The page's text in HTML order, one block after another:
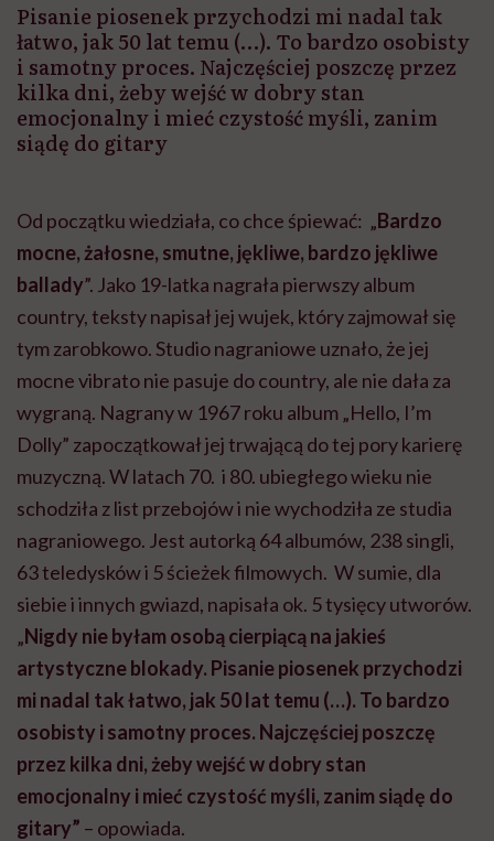
Pisanie piosenek przychodzi mi nadal tak
łatwo, jak 50 lat temu (…). To bardzo osobisty
i samotny proces. Najczęściej poszczę przez
kilka dni, żeby wejść w dobry stan
emocjonalny i mieć czystość myśli, zanim
siądę do gitary
Od początku wiedziała, co chce śpiewać: „Bardzo
mocne, żałosne, smutne, jękliwe, bardzo jękliwe
ballady”. Jako 19-latka nagrała pierwszy album
country, teksty napisał jej wujek, który zajmował się
tym zarobkowo. Studio nagraniowe uznało, że jej
mocne vibrato nie pasuje do country, ale nie dała za
wygraną. Nagrany w 1967 roku album „Hello, I’m
Dolly” zapoczątkował jej trwającą do tej pory karierę
muzyczną. W latach 70. i 80. ubiegłego wieku nie
schodziła z list przebojów i nie wychodziła ze studia
nagraniowego. Jest autorką 64 albumów, 238 singli,
63 teledysków i 5 ścieżek filmowych. W sumie, dla
siebie i innych gwiazd, napisała ok. 5 tysięcy utworów.
„Nigdy nie byłam osobą cierpiącą na jakieś
artystyczne blokady. Pisanie piosenek przychodzi
mi nadal tak łatwo, jak 50 lat temu (…). To bardzo
osobisty i samotny proces. Najczęściej poszczę
przez kilka dni, żeby wejść w dobry stan
emocjonalny i mieć czystość myśli, zanim siądę do
gitary” – opowiada.